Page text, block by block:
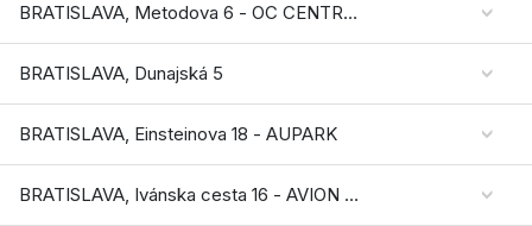
BRATISLAVA, Metodova 6 - OC CENTRAL
BRATISLAVA, Dunajská 5
BRATISLAVA, Einsteinova 18 - AUPARK
BRATISLAVA, Ivánska cesta 16 - AVION SHOPPING PARK